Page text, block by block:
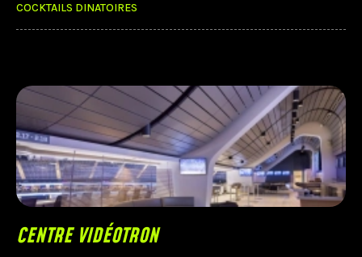
COCKTAILS DINATOIRES
CENTRE VIDÉOTRON